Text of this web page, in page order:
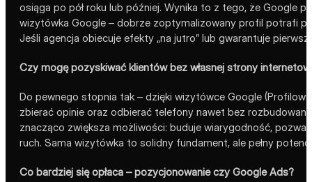
osiąga po pół roku lub później. Wynika to z tego, że Google
wizytówka Google – dobrze zoptymalizowany profil potrafi
Jeśli agencja obiecuje efekty „na jutro” lub gwarantuje
Czy mogę pozyskiwać klientów bez własnej strony
Do pewnego stopnia tak – dzięki wizytówce Google
zbierać opinie oraz odbierać telefony nawet bez
znacząco zwiększa możliwości: buduje wiarygodność,
ruch. Sama wizytówka to solidny fundament, ale pełny
Co bardziej się opłaca – pozycjonowanie czy Google Ads?